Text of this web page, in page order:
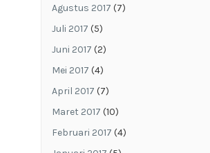
Agustus 2017 (7)
Juli 2017 (5)
Juni 2017 (2)
Mei 2017 (4)
April 2017 (7)
Maret 2017 (10)
Februari 2017 (4)